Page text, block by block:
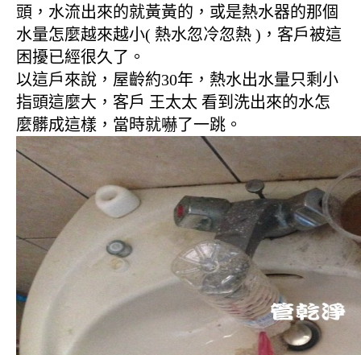
頭，水流出來的就黃黃的，或是熱水器的那個
水量怎麼越來越小( 熱水忽冷忽熱 )，客戶被這
困擾已經很久了。
以這戶來說，屋齡約30年，熱水出水量只剩小
指頭這麼大，客戶 王太太 看到洗出來的水怎
麼髒成這樣，當時就嚇了一跳。